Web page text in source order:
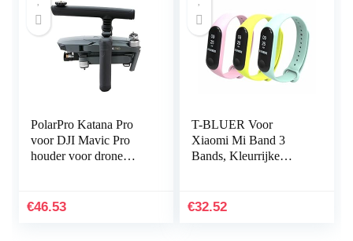
PolarPro Katana Pro
voor DJI Mavic Pro
houder voor drone
€46.53
T-BLUER Voor
Xiaomi Mi Band 3
Bands, Kleurrijke
Mi Band 3/Mi Band 4
€32.52